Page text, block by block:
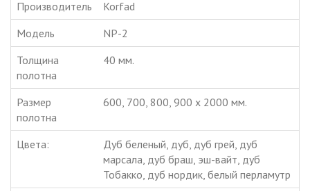
Производитель
Korfad
Модель
NP-2
Толщина
полотна
40 мм.
Размер
полотна
600, 700, 800, 900 х 2000 мм.
Цвета:
Дуб беленый, дуб, дуб грей, дуб
марсала, дуб браш, эш-вайт, дуб
Тобакко, дуб нордик, белый перламутр